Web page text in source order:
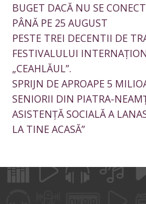
BUGET DACĂ NU SE
PÂNĂ PE 25 AUGUST
PESTE TREI DECENTII DE
FESTIVALULUI
„CEAHLĂUL”.
SPRIJN DE APROAPE 5
SENIORII DIN PIATRA-
ASISTENȚĂ SOCIALĂ A
LA TINE ACASĂ”